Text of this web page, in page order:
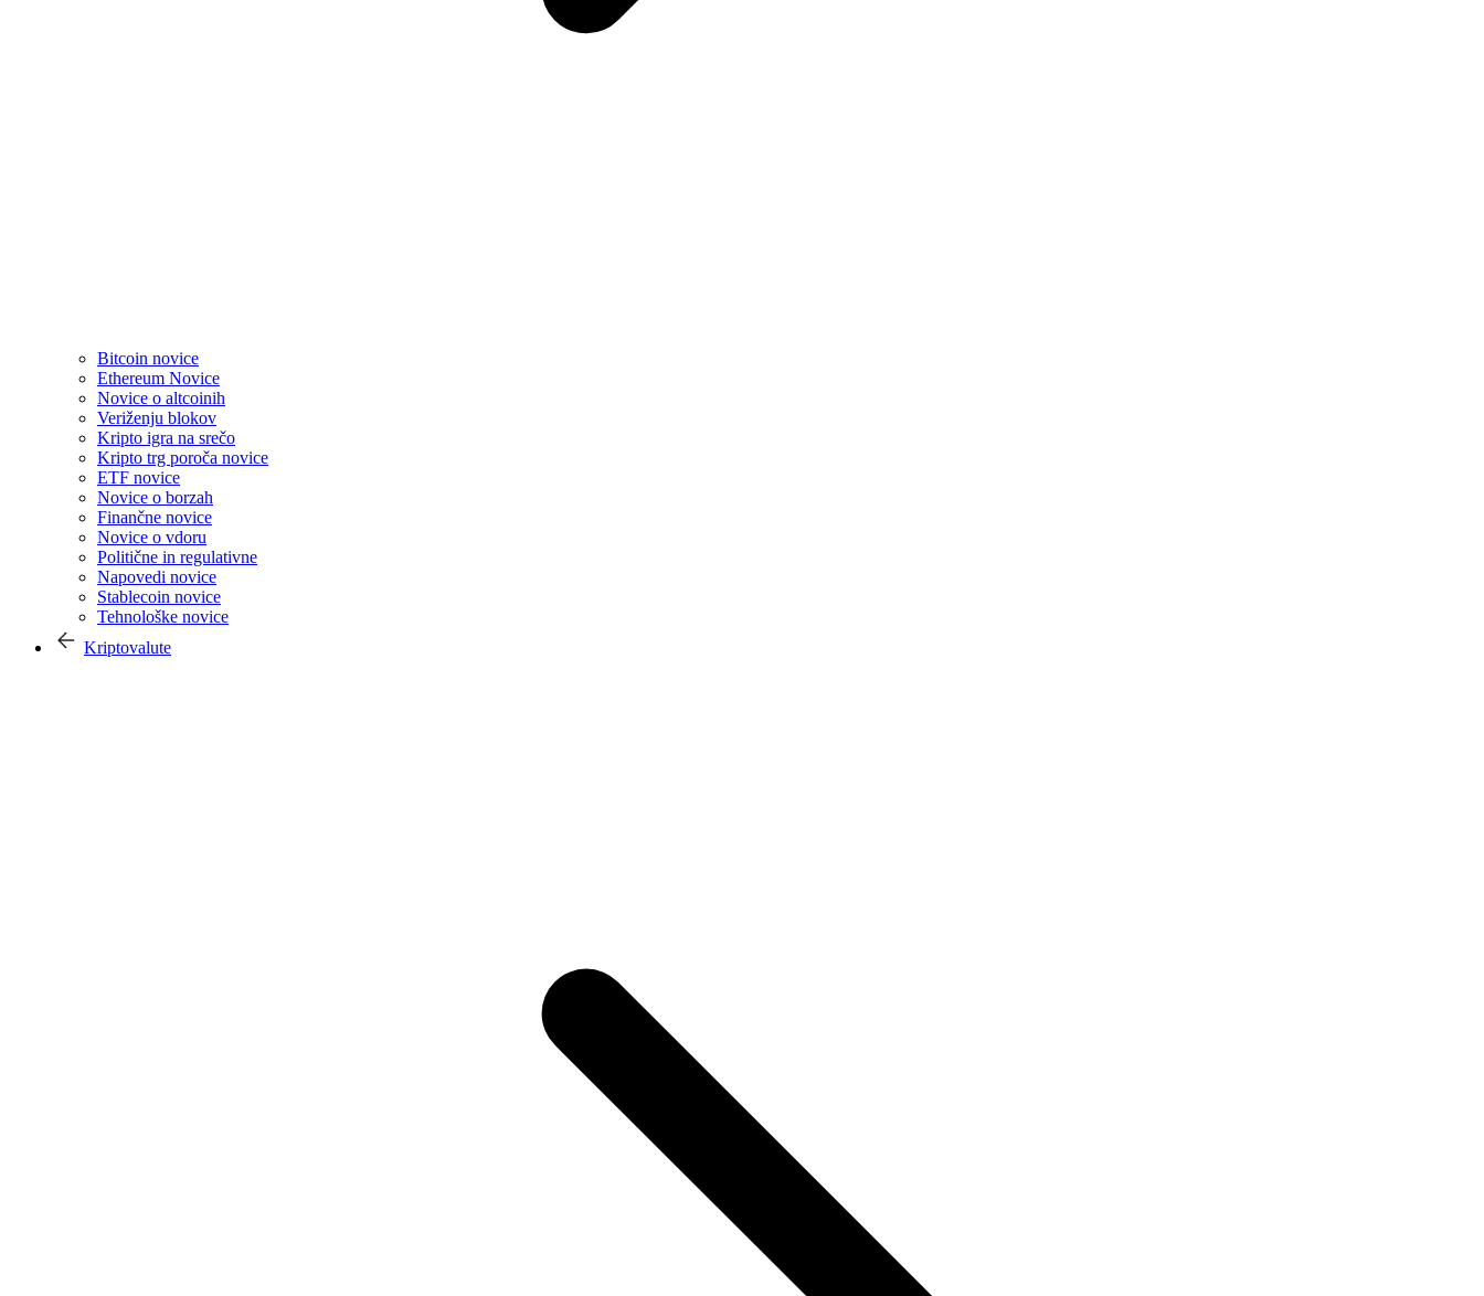
Bitcoin novice
Ethereum Novice
Novice o altcoinih
Veriženju blokov
Kripto igra na srečo
Kripto trg poroča novice
ETF novice
Novice o borzah
Finančne novice
Novice o vdoru
Politične in regulativne
Napovedi novice
Stablecoin novice
Tehnološke novice
Kriptovalute